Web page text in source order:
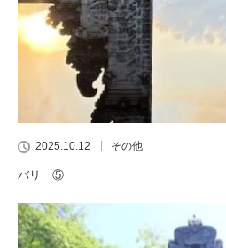
2025.10.12 その他
バリ ⑤